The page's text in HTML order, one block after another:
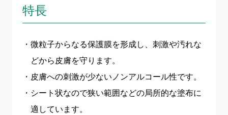
特長
微粒子からなる保護膜を形成し、刺激や汚れな
どから皮膚を守ります。
皮膚への刺激が少ないノンアルコール性です。
シート状なので狭い範囲などの局所的な塗布に
適しています。